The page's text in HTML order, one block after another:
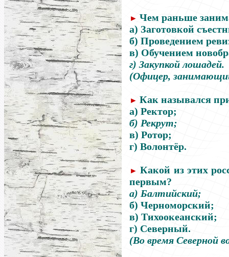
► Чем раньше
а) Заготовкой
б) Проведением
в) Обучением
г) Закупкой лошадей.
(Офицер,
► Как назывался
а) Ректор;
б) Рекрут;
в) Ротор;
г) Волонтёр.
► Какой из этих
первым?
а) Балтийский;
б) Черноморский;
в) Тихоокеанский;
г) Северный.
(Во время Северной